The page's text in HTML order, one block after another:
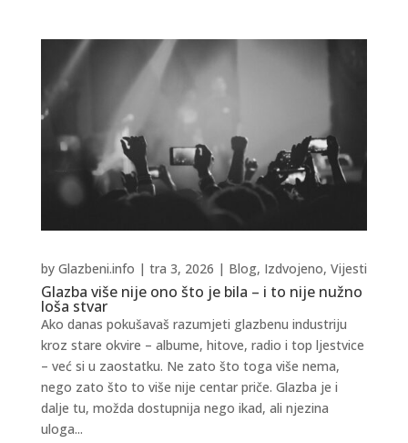
Glazba više nije ono što je bila – i to nije nužno
loša stvar
by Glazbeni.info | tra 3, 2026 | Blog, Izdvojeno, Vijesti
Ako danas pokušavaš razumjeti glazbenu industriju
kroz stare okvire – albume, hitove, radio i top ljestvice
– već si u zaostatku. Ne zato što toga više nema,
nego zato što to više nije centar priče. Glazba je i
dalje tu, možda dostupnija nego ikad, ali njezina
uloga...